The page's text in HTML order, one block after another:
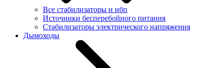
Все стабилизаторы и ибп
Источники бесперебойного питания
Стабилизаторы электрического напряжения
Дымоходы